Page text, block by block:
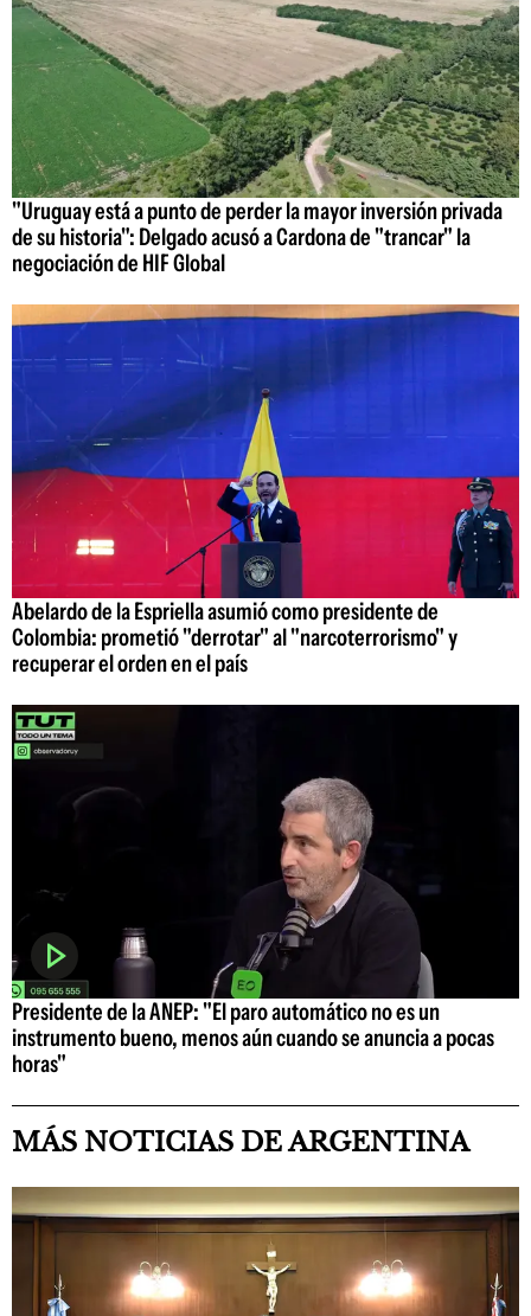
"Uruguay está a punto de perder la mayor inversión privada
de su historia": Delgado acusó a Cardona de "trancar" la
negociación de HIF Global
Abelardo de la Espriella asumió como presidente de
Colombia: prometió "derrotar" al "narcoterrorismo" y
recuperar el orden en el país
Presidente de la ANEP: "El paro automático no es un
instrumento bueno, menos aún cuando se anuncia a pocas
horas"
MÁS NOTICIAS DE ARGENTINA